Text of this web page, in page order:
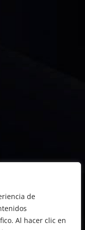
de
Al hacer clic en